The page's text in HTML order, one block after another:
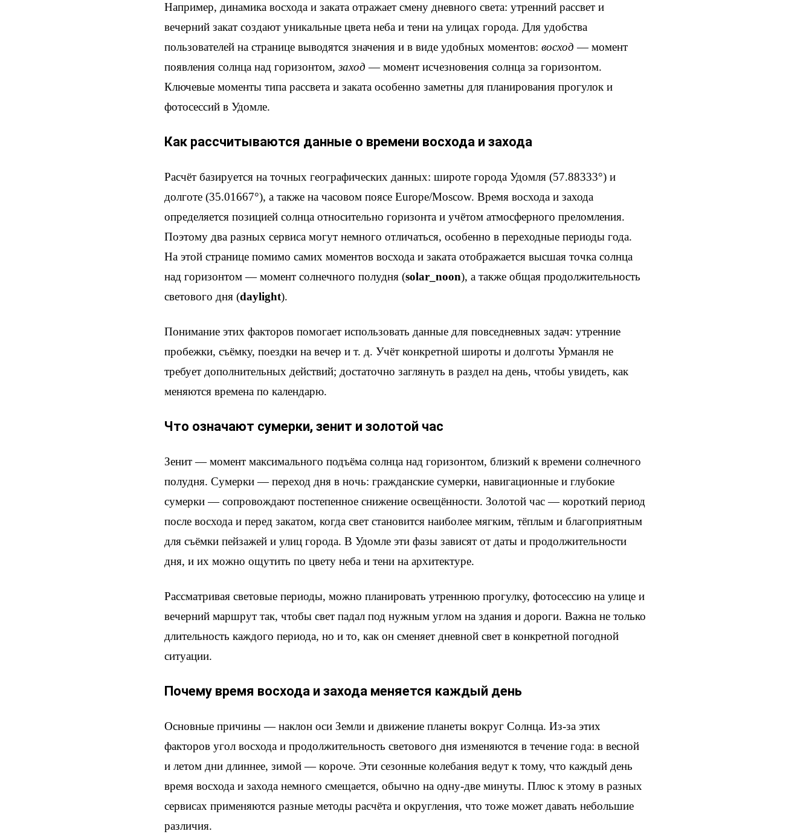
Например, динамика восхода и заката отражает смену дневного света: утренний рассвет и
вечерний закат создают уникальные цвета неба и тени на улицах города. Для удобства
пользователей на странице выводятся значения и в виде удобных моментов: восход — момент
появления солнца над горизонтом,заход — момент исчезновения солнца за горизонтом.
Ключевые моменты типа рассвета и заката особенно заметны для планирования прогулок и
фотосессий в Удомле.
Как рассчитываются данные о времени восхода и захода
Расчёт базируется на точных географических данных: широте города Удомля (57.88333°) и
долготе (35.01667°), а также на часовом поясе Europe/Moscow. Время восхода и захода
определяется позицией солнца относительно горизонта и учётом атмосферного преломления.
Поэтому два разных сервиса могут немного отличаться, особенно в переходные периоды года.
На этой странице помимо самих моментов восхода и заката отображается высшая точка солнца
над горизонтом — момент солнечного полудня (solar_noon), а также общая продолжительность
светового дня (daylight).
Понимание этих факторов помогает использовать данные для повседневных задач: утренние
пробежки, съёмку, поездки на вечер и т. д. Учёт конкретной широты и долготы Урманля не
требует дополнительных действий; достаточно заглянуть в раздел на день, чтобы увидеть, как
меняются времена по календарю.
Что означают сумерки, зенит и золотой час
Зенит — момент максимального подъёма солнца над горизонтом, близкий к времени солнечного
полудня. Сумерки — переход дня в ночь: гражданские сумерки, навигационные и глубокие
сумерки — сопровождают постепенное снижение освещённости. Золотой час — короткий период
после восхода и перед закатом, когда свет становится наиболее мягким, тёплым и благоприятным
для съёмки пейзажей и улиц города. В Удомле эти фазы зависят от даты и продолжительности
дня, и их можно ощутить по цвету неба и тени на архитектуре.
Рассматривая световые периоды, можно планировать утреннюю прогулку, фотосессию на улице и
вечерний маршрут так, чтобы свет падал под нужным углом на здания и дороги. Важна не только
длительность каждого периода, но и то, как он сменяет дневной свет в конкретной погодной
ситуации.
Почему время восхода и захода меняется каждый день
Основные причины — наклон оси Земли и движение планеты вокруг Солнца. Из-за этих
факторов угол восхода и продолжительность светового дня изменяются в течение года: в весной
и летом дни длиннее, зимой — короче. Эти сезонные колебания ведут к тому, что каждый день
время восхода и захода немного смещается, обычно на одну-две минуты. Плюс к этому в разных
сервисах применяются разные методы расчёта и округления, что тоже может давать небольшие
различия.